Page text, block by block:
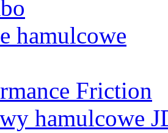
hamulcowe
Friction
hamulcowe